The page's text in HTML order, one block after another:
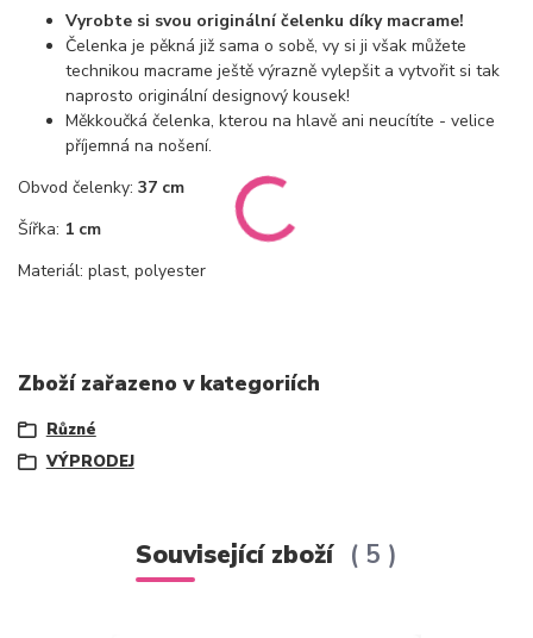
Vyrobte si svou originální čelenku díky macrame!
Čelenka je pěkná již sama o sobě, vy si ji však můžete
technikou macrame ještě výrazně vylepšit a vytvořit si tak
naprosto originální designový kousek!
Měkkoučká čelenka, kterou na hlavě ani neucítíte - velice
příjemná na nošení.
Obvod čelenky: 37 cm
Šířka: 1 cm
Materiál: plast, polyester
Zboží zařazeno v kategoriích
Různé
VÝPRODEJ
Související zboží 5